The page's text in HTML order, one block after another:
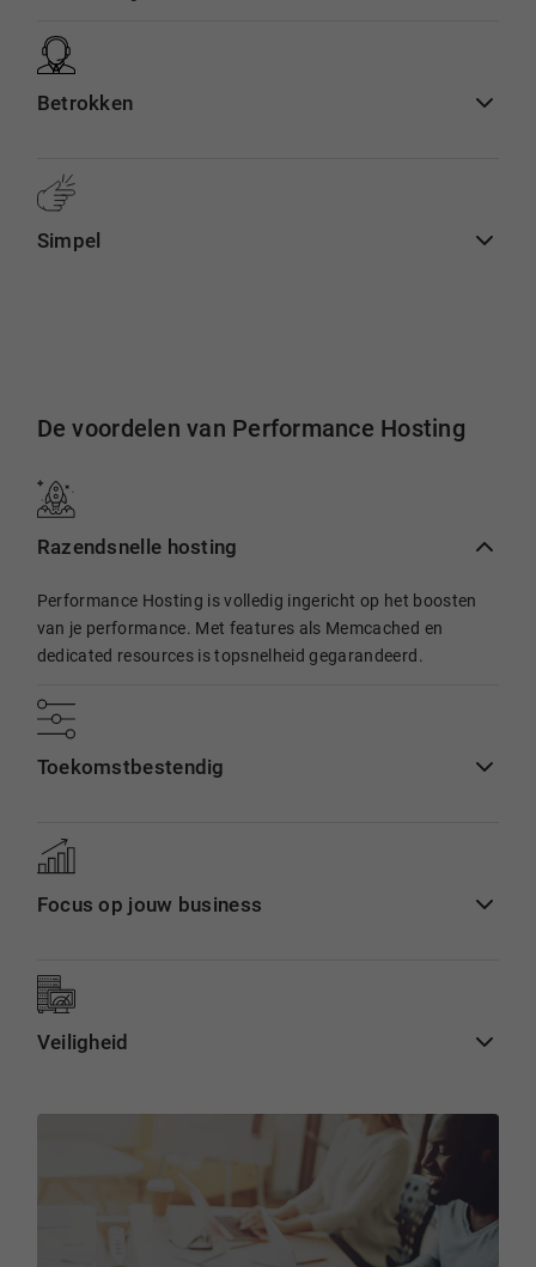
Betrokken
Simpel
De voordelen van Performance Hosting
Razendsnelle hosting
Performance Hosting is volledig ingericht op het boosten
van je performance. Met features als Memcached en
dedicated resources is topsnelheid gegarandeerd.
Toekomst­bestendig
Focus op jouw business
Veiligheid